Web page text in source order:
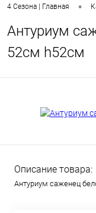
4 Сезона | Главная •
Антуриум
52см h52см
Описание товара:
Антуриум саженец